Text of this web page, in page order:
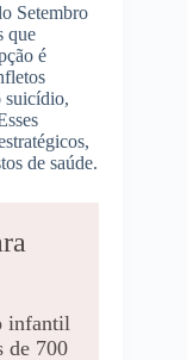
Setembro
que
é
suicídio,
de saúde.
infantil
de 700